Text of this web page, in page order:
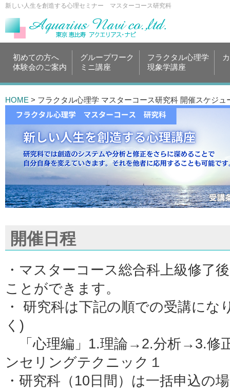
新しい人生を創造する心理セミナー マスターコース研究科
初めての方へ
体験会のご案内
グループワーク
ミニ講座
フラクタル心理学
現象学講座
HOME > フラクタル心理学 マスターコース研究科 開催スケジュ
開催日程
・マスターコース総合科上級修了
ことができます。
・ 研究科は下記の順での受講にな
く)
「心理編」1.理論→2.分析→3.修
ンセリングテクニック１
・研究科（10日間）は一括申込の